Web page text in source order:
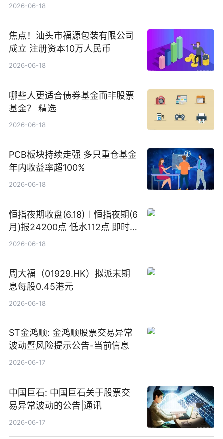
2026-06-18
焦点！汕头市福源包装有限公司
成立 注册资本10万人民币
2026-06-18
哪些人更适合债券基金而非股票
基金？ 精选
2026-06-18
PCB板块持续走强 多只重仓基金
年内收益率超100%
2026-06-18
恒指夜期收盘(6.18)︱恒指夜期(6
月)报24200点 低水112点 即时
焦点
2026-06-18
周大福（01929.HK）拟派末期
息每股0.45港元
2026-06-18
ST金鸿顺: 金鸿顺股票交易异常
波动暨风险提示公告-当前信息
2026-06-17
中国巨石: 中国巨石关于股票交
易异常波动的公告|通讯
2026-06-17